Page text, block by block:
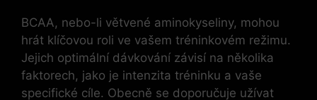
BCAA, nebo-li větvené aminokyseliny, mohou
hrát klíčovou roli ve vašem tréninkovém režimu.
Jejich optimální dávkování závisí na několika
faktorech, jako je intenzita tréninku a vaše
specifické cíle. Obecně se doporučuje užívat